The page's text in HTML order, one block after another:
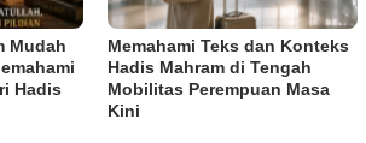
Mudah
Hadis
Memahami Teks dan Konteks
Hadis Mahram di Tengah
Mobilitas Perempuan Masa
Kini